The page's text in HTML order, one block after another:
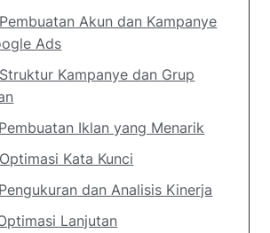
Akun dan Kampanye
Ads
Kampanye dan Grup
Iklan yang Menarik
Kata Kunci
dan Analisis Kinerja
Lanjutan